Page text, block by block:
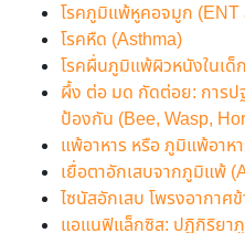
โรคภูมิแพ้หูคอจมูก (ENT
โรคหืด (Asthma)
โรคผื่นภูมิแพ้ผิวหนังในเด็
ผึ้ง ต่อ มด กัดต่อย: การป
ป้องกัน (Bee, Wasp,
แพ้อาหาร หรือ ภูมิแพ้อาห
เยื่อตาอักเสบจากภูมิแพ้
ไซนัสอักเสบ โพรงอากา
แอแนฟิแล็กซิส: ปฏิกิริยา